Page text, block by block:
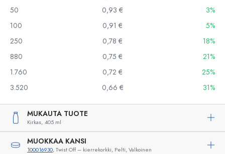
50
0,93 €
3%
100
0,91 €
5%
250
0,78 €
18%
880
0,75 €
21%
1.760
0,72 €
25%
3.520
0,66 € 31%
MUKAUTA TUOTE
Kirkas, 405 ml
MUOKKAA KANSI
100016930, Twist Off – kierrekorkki, Pelti, Valkoinen